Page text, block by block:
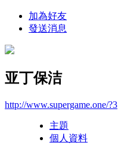
加為好友
發送消息
亚丁保洁
http://www.supergame.one/?3
主題
個人資料